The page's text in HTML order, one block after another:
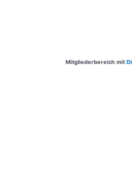
Mitgliederbereich mit